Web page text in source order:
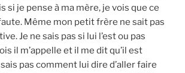
si je pense à ma mère, je vois que ce
Même mon petit frère ne sait pas
Je ne sais pas si lui l’est ou pas
il m’appelle et il me dit qu’il est
pas com­ment lui dire d’aller faire